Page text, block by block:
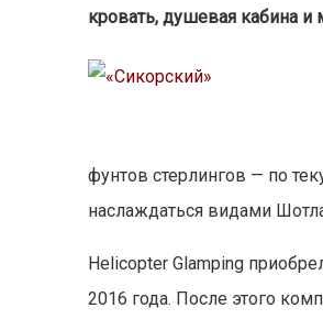
кровать, душевая кабина
фунтов стерлингов — по
наслаждаться видами
Helicopter Glamping
2016 года. После этого